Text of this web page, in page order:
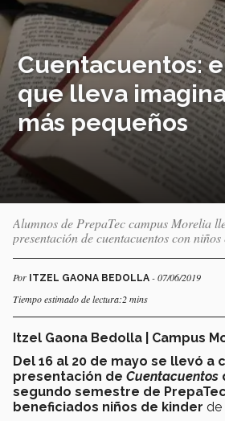
Cuentacuentos:
que lleva
más pequeños
Alumnos de PrepaTec campus Morelia
presentación de cuentacuentos con
Por ITZEL GAONA BEDOLLA - 07/06/2019
Tiempo estimado de lectura:2 mins
Itzel Gaona Bedolla | Campus
Del 16 al 20 de mayo se llevó a
presentación de Cuentacuentos
segundo semestre de PrepaTec
beneficiados niños de kinder de